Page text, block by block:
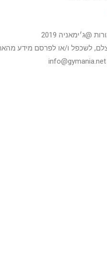
@ג׳ימאניה 2019
לשכפל ו/או לפרסם מידע